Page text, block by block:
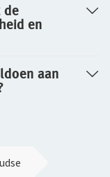
de
en
aan